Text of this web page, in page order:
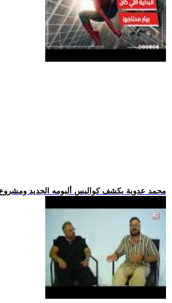
.. محمد عدوية يكشف كواليس ألبومه الجديد